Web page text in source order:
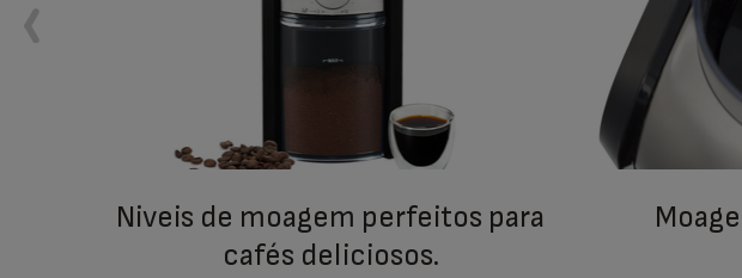
niveis de moagem perfeitos para
cafés deliciosos.